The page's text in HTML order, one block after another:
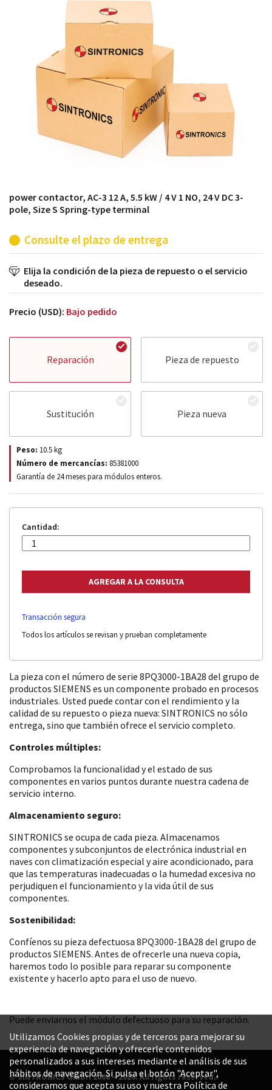
módulos antiguos a un alto nivel técnico o sustitución
de módulos descontinuados por módulos del propio
power contactor, AC-3 12 A, 5.5 kW / 4 V 1 NO, 24 V DC 3-
pole, Size S Spring-type terminal
Consulte el plazo de entrega
Elija la condición de la pieza de repuesto o el servicio
deseado.
Precio (USD): Bajo pedido
Reparación Pieza de repuesto
Sustitución Pieza nueva
Peso: 10.5kg
Número de mercancías: 85381000
Garantía de 24 meses para módulos enteros.
Cantidad:
Transacción segura
Todos los artículos se revisan y prueban completamente
La pieza con el número de serie 8PQ3000-1BA28 del grupo de
productos SIEMENS es un componente probado en procesos
industriales. Usted puede contar con el rendimiento y la
calidad de su repuesto o pieza nueva: SINTRONICS no sólo
entrega, sino que también ofrece el servicio completo.
Controles múltiples:
Comprobamos la funcionalidad y el estado de sus
componentes en varios puntos durante nuestra cadena de
servicio interno.
Almacenamiento seguro:
SINTRONICS se ocupa de cada pieza. Almacenamos
componentes y subconjuntos de electrónica industrial en
naves con climatización especial y aire acondicionado, para
que las temperaturas inadecuadas o la humedad excesiva no
perjudiquen el funcionamiento y la vida útil de sus
componentes.
Sostenibilidad:
Confíenos su pieza defectuosa 8PQ3000-1BA28 del grupo de
productos SIEMENS. Antes de ofrecerle una nueva copia,
haremos todo lo posible para reparar su componente
existente y hacerlo apto para el uso de nuevo.
Puede enviarnos el módulo defectuoso para su reparación.
© SINTRONICS GmbH 2008 – 2026. All rights reserved.
Utilizamos Cookies propias y de terceros para mejorar su
experiencia de navegación y ofrecerle contenidos
personalizados a sus intereses mediante el análisis de sus
hábitos de navegación. Si pulsa el botón "Aceptar",
consideramos que acepta su uso y nuestra Política de